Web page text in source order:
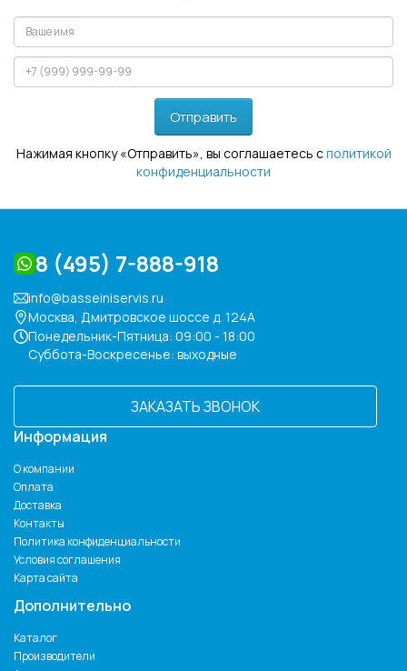
Отправить
Нажимая кнопку «Отправить», вы соглашаетесь сполитикой
конфиденциальности
8 (495) 7-888-918
info@basseiniservis.ru
Москва, Дмитровское шоссе д. 124А
Понедельник-Пятница: 09:00 - 18:00
Суббота-Воскресенье: выходные
ЗАКАЗАТЬ ЗВОНОК
Информация
О компании
Оплата
Доставка
Контакты
Политика конфиденциальности
Условия соглашения
Карта сайта
Дополнительно
Каталог
Производители